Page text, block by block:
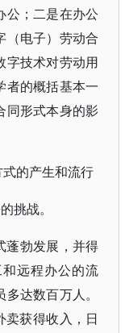
公；二是在办公
（电子）劳动合
字技术对劳动用
者的概括基本一
同形式本身的影
式的产生和流行
挑战。
蓬勃发展，并得
远程办公的流
达数百万人。
卖获得收入，日